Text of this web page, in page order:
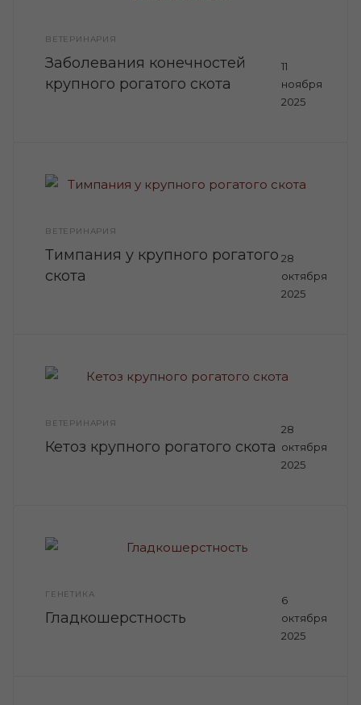
ВЕТЕРИНАРИЯ
11
ноября
2025
Заболевания конечностей
крупного рогатого скота
ВЕТЕРИНАРИЯ
28
октября
2025
Тимпания у крупного рогатого
скота
ВЕТЕРИНАРИЯ
28
октября
2025
Кетоз крупного рогатого скота
ГЕНЕТИКА
6
октября
2025
Гладкошерстность